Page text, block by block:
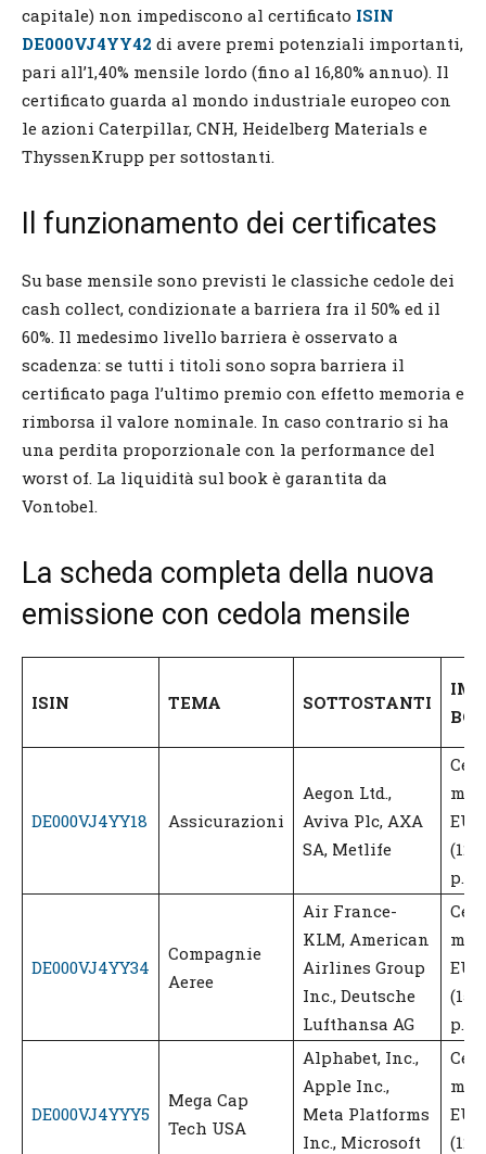
capitale) non impediscono al certificato ISIN
DE000VJ4YY42 di avere premi potenziali importanti,
pari all’1,40% mensile lordo (fino al 16,80% annuo). Il
certificato guarda al mondo industriale europeo con
le azioni Caterpillar, CNH, Heidelberg Materials e
ThyssenKrupp per sottostanti.
Il funzionamento dei certificates
Su base mensile sono previsti le classiche cedole dei
cash collect, condizionate a barriera fra il 50% ed il
60%. Il medesimo livello barriera è osservato a
scadenza: se tutti i titoli sono sopra barriera il
certificato paga l’ultimo premio con effetto memoria e
rimborsa il valore nominale. In caso contrario si ha
una perdita proporzionale con la performance del
worst of. La liquidità sul book è garantita da
Vontobel.
La scheda completa della nuova
emissione con cedola mensile
ISIN TEMA SOTTOSTANTI
DE000VJ4YY18 Assicurazioni
Aegon Ltd.,
Aviva Plc, AXA
SA, Metlife
EUR
p.a.)
DE000VJ4YY34
Compagnie
Aeree
Air France-
KLM, American
Airlines Group
Inc., Deutsche
Lufthansa AG
EUR
p.a.)
DE000VJ4YYY5
Mega Cap
Tech USA
Alphabet, Inc.,
Apple Inc.,
Meta Platforms
Inc., Microsoft
EUR